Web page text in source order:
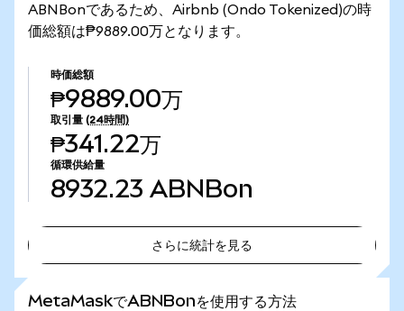
ABNBonであるため、Airbnb (Ondo Tokenized)の時
価総額は₱9889.00万となります。
時価総額
₱9889.00万
取引量 (24時間)
₱341.22万
循環供給量
8932.23 ABNBon
さらに統計を見る
MetaMaskでABNBonを使用する方法